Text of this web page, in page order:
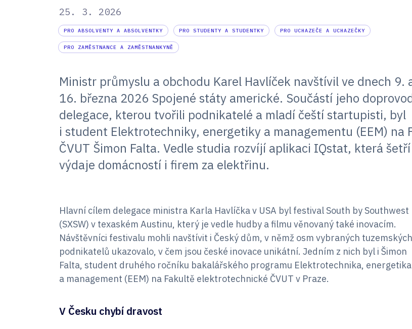
25. 3. 2026
PRO ABSOLVENTY A ABSOLVENTKY PRO STUDENTY A STUDENTKY PRO UCHAZEČE A UCHAZEČKY
PRO ZAMĚSTNANCE A ZAMĚSTNANKYNĚ
Ministr průmyslu a obchodu Karel Havlíček navštívil ve dnech 9.
16. března 2026 Spojené státy americké. Součástí jeho
delegace, kterou tvořili podnikatelé a mladí čeští startupisti, byl
i student Elektrotechniky, energetiky a managementu (EEM) na
ČVUT Šimon Falta. Vedle studia rozvíjí aplikaci IQstat, která šetří
výdaje domácností i firem za elektřinu.
Hlavní cílem delegace ministra Karla Havlíčka v USA byl festival South by Southwest
(SXSW) v texaském Austinu, který je vedle hudby a filmu věnovaný také inovacím.
Návštěvníci festivalu mohli navštívit i Český dům, v němž osm vybraných tuzemských
podnikatelů ukazovalo, v čem jsou české inovace unikátní. Jedním z nich byl i Šimon
Falta, student druhého ročníku bakalářského programu Elektrotechnika, energetika
a management (EEM) na Fakultě elektrotechnické ČVUT v Praze.
V Česku chybí dravost